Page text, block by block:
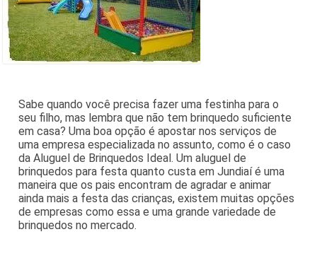
Sabe quando você precisa fazer uma festinha para o
seu filho, mas lembra que não tem brinquedo suficiente
em casa? Uma boa opção é apostar nos serviços de
uma empresa especializada no assunto, como é o caso
da Aluguel de Brinquedos Ideal. Um aluguel de
brinquedos para festa quanto custa em Jundiaí é uma
maneira que os pais encontram de agradar e animar
ainda mais a festa das crianças, existem muitas opções
de empresas como essa e uma grande variedade de
brinquedos no mercado.